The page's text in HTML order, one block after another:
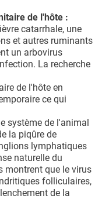
de l'hôte :
catarrhale, une
et autres ruminants
un arbovirus
La recherche
de l'hôte en
ce qui
système de l'animal
la piqûre de
lymphatiques
naturelle du
montrent que le virus
folliculaires,
de la